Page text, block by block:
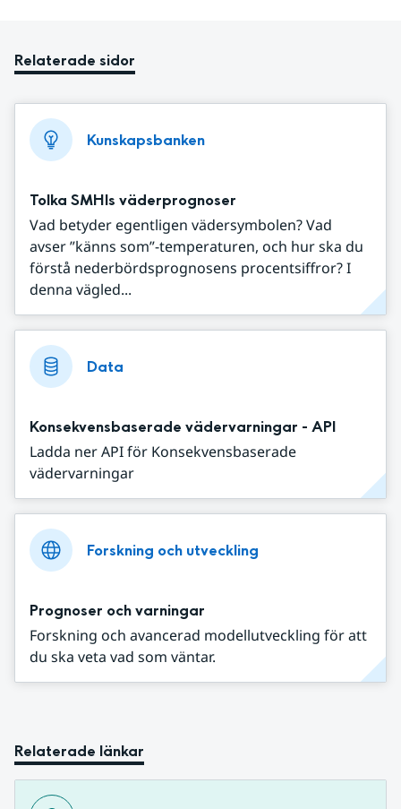
Relaterade sidor
Kunskapsbanken
Tolka SMHIs väderprognoser
Vad betyder egentligen vädersymbolen? Vad
avser ”känns som”-temperaturen, och hur ska du
förstå nederbördsprognosens procentsiffror? I
denna vägled...
Data
Konsekvensbaserade vädervarningar - API
Ladda ner API för Konsekvensbaserade
vädervarningar
Forskning och utveckling
Prognoser och varningar
Forskning och avancerad modellutveckling för att
du ska veta vad som väntar.
Relaterade länkar